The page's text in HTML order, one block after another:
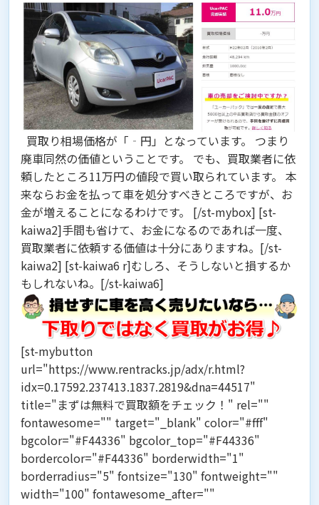
買取り相場価格が「‐円」となっています。 つまり
廃車同然の価値ということです。 でも、買取業者に依
頼したところ11万円の値段で買い取られています。 本
来ならお金を払って車を処分すべきところですが、お
金が増えることになるわけです。 [/st-mybox] [st-
kaiwa2]手間も省けて、お金になるのであれば一度、
買取業者に依頼する価値は十分にありますね。[/st-
kaiwa2] [st-kaiwa6 r]むしろ、そうしないと損するか
もしれないね。[/st-kaiwa6]
[st-mybutton
url="https://www.rentracks.jp/adx/r.html?
idx=0.17592.237413.1837.2819&dna=44517"
title="まずは無料で買取額をチェック！" rel=""
fontawesome="" target="_blank" color="#fff"
bgcolor="#F44336" bgcolor_top="#F44336"
bordercolor="#F44336" borderwidth="1"
borderradius="5" fontsize="130" fontweight=""
width="100" fontawesome_after=""